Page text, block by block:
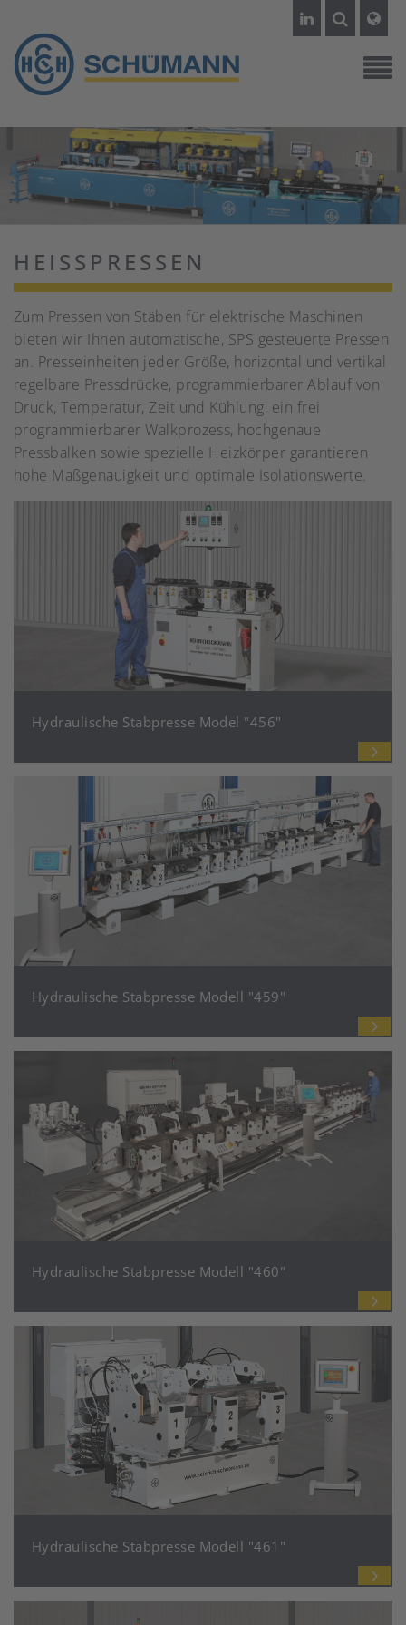
HEISSPRESSEN
Zum Pressen von Stäben für elektrische Maschinen
bieten wir Ihnen automatische, SPS gesteuerte Pressen
an. Presseinheiten jeder Größe, horizontal und vertikal
regelbare Pressdrücke, programmierbarer Ablauf von
Druck, Temperatur, Zeit und Kühlung, ein frei
programmierbarer Walkprozess, hochgenaue
Pressbalken sowie spezielle Heizkörper garantieren
hohe Maßgenauigkeit und optimale Isolationswerte.
Hydraulische Stabpresse Model "456"
Hydraulische Stabpresse Modell "459"
Hydraulische Stabpresse Modell "460"
Hydraulische Stabpresse Modell "461"